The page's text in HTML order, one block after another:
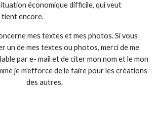
économique difficile, qui veut
tient encore.
mes textes et mes photos. Si vous
un de mes textes ou photos, merci de me
par e- mail et de citer mon nom et le mon
je m'efforce de le faire pour les créations
des autres.